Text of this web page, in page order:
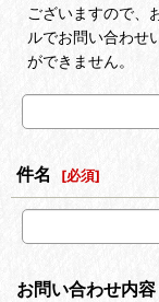
ございますので、
ルでお問い合わせ
ができません。
件名 [必須]
お問い合わせ内容